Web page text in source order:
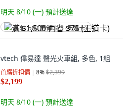
明天 8/10 (一) 預計送達
满 $1,500 再省 $75 (王道卡)
vtech 偉易達 聲光火車組, 多色, 1組
首購折扣價 8%$2,399
$2,199
明天 8/10 (一) 預計送達